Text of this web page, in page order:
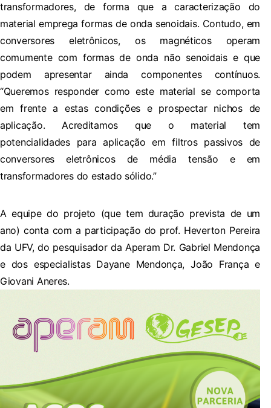
transformadores, de forma que a caracterização do
material emprega formas de onda senoidais. Contudo, em
conversores eletrônicos, os magnéticos operam
comumente com formas de onda não senoidais e que
podem apresentar ainda componentes contínuos.
“Queremos responder como este material se comporta
em frente a estas condições e prospectar nichos de
aplicação. Acreditamos que o material tem
potencialidades para aplicação em filtros passivos de
conversores eletrônicos de média tensão e em
transformadores do estado sólido.”
A equipe do projeto (que tem duração prevista de um
ano) conta com a participação do prof. Heverton Pereira
da UFV, do pesquisador da Aperam Dr. Gabriel Mendonça
e dos especialistas Dayane Mendonça, João França e
Giovani Aneres.